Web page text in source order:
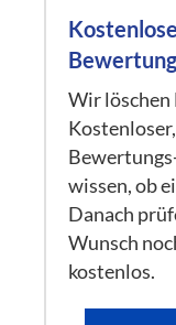
Wir löschen
wissen, ob
Danach
Wunsch
kostenlos.